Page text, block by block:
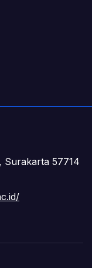
Surakarta 57714